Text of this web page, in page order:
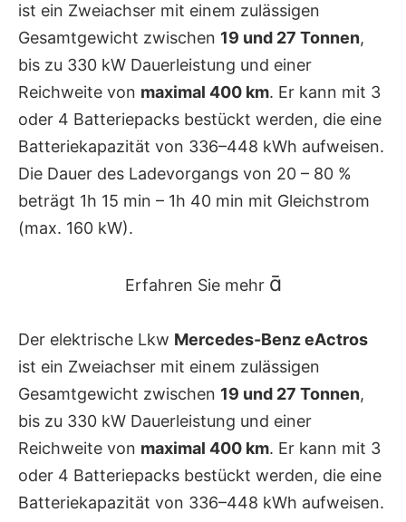
ist ein Zweiachser mit einem zulässigen
Gesamtgewicht zwischen 19 und 27 Tonnen,
bis zu 330 kW Dauerleistung und einer
Reichweite von maximal 400 km. Er kann mit 3
oder 4 Batteriepacks bestückt werden, die eine
Batteriekapazität von 336–448 kWh aufweisen.
Die Dauer des Ladevorgangs von 20 – 80 %
beträgt 1h 15 min – 1h 40 min mit Gleichstrom
(max. 160 kW).
Erfahren Sie mehr 
Der elektrische Lkw Mercedes-Benz eActros
ist ein Zweiachser mit einem zulässigen
Gesamtgewicht zwischen 19 und 27 Tonnen,
bis zu 330 kW Dauerleistung und einer
Reichweite von maximal 400 km. Er kann mit 3
oder 4 Batteriepacks bestückt werden, die eine
Batteriekapazität von 336–448 kWh aufweisen.